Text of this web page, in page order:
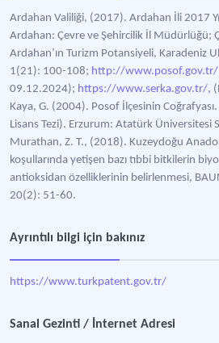
Ardahan Valiliği, (2017). Ardahan İli 2017
Ardahan: Çevre ve Şehircilik İl Müdürlüğü;
Ardahan’ın Turizm Potansiyeli, Karadeniz
1(21): 100-108; http://www.posof.gov.tr/
09.12.2024); https://www.serka.gov.tr/,
Kaya, G. (2004). Posof İlçesinin Coğrafyası.
Lisans Tezi). Erzurum: Atatürk Üniversitesi
Murathan, Z. T., (2018). Kuzeydoğu
koşullarında yetişen bazı tıbbi bitkilerin
antioksidan özelliklerinin belirlenmesi,
20(2): 51-60.
Ayrıntılı bilgi için bakınız
https://www.turkpatent.gov.tr/
Sanal Gezinti / İnternet Adresi